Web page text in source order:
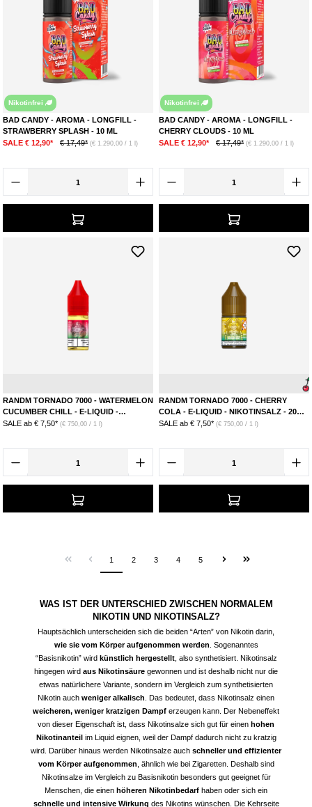
Nikotinfrei
BAD CANDY - AROMA - LONGFILL -
STRAWBERRY SPLASH - 10 ML
SALE € 12,90*
€ 17,49* (€ 1.290,00 / 1 l)
Nikotinfrei
BAD CANDY - AROMA - LONGFILL -
CHERRY CLOUDS - 10 ML
SALE € 12,90*
€ 17,49* (€ 1.290,00 / 1 l)
RANDM TORNADO 7000 - WATERMELON
CUCUMBER CHILL - E-LIQUID -
NIKOTINSALZ 20 MG
SALE ab € 7,50* (€ 750,00 / 1 l)
Kirsche
RANDM TORNADO 7000 - CHERRY
COLA - E-LIQUID - NIKOTINSALZ - 20
MG
SALE ab € 7,50* (€ 750,00 / 1 l)
1 2 3 4 5
WAS IST DER UNTERSCHIED ZWISCHEN NORMALEM
NIKOTIN UND NIKOTINSALZ?
Hauptsächlich unterscheiden sich die beiden “Arten” von Nikotin darin,
wie sie vom Körper aufgenommen werden. Sogenanntes
“Basisnikotin” wird künstlich hergestellt, also synthetisiert. Nikotinsalz
hingegen wird aus Nikotinsäure gewonnen und ist deshalb nicht nur die
etwas natürlichere Variante, sondern im Vergleich zum synthetisierten
Nikotin auch weniger alkalisch. Das bedeutet, dass Nikotinsalz einen
weicheren, weniger kratzigen Dampf erzeugen kann. Der Nebeneffekt
von dieser Eigenschaft ist, dass Nikotinsalze sich gut für einen hohen
Nikotinanteil im Liquid eignen, weil der Dampf dadurch nicht zu kratzig
wird. Darüber hinaus werden Nikotinsalze auch schneller und effizienter
vom Körper aufgenommen, ähnlich wie bei Zigaretten. Deshalb sind
Nikotinsalze im Vergleich zu Basisnikotin besonders gut geeignet für
Menschen, die einen höheren Nikotinbedarf haben oder sich ein
schnelle und intensive Wirkung des Nikotins wünschen. Die Kehrseite